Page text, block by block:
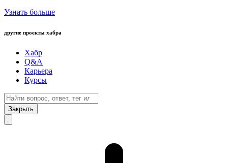
Узнать больше
другие проекты хабра
Хабр
Q&A
Карьера
Курсы
Закрыть